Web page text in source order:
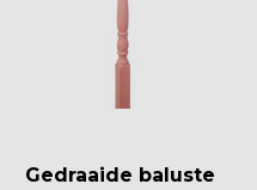
Gedraaide baluste